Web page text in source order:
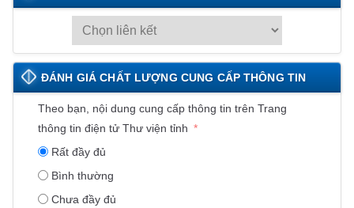
I
Ê
N
K
Ế
E
B
ĐÁNH GIÁ CHẤT LƯỢNG CUNG CẤP THÔNG TIN
Theo bạn, nội dung cung cấp thông tin trên Trang
thông tin điện tử Thư viện tỉnh
Rất đầy đủ
Bình thường
Chưa đầy đủ